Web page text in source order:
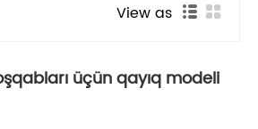
View as
üçün qayıq modeli